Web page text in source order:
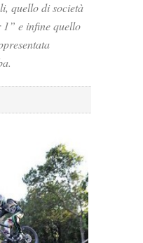
quello di società
e infine quello